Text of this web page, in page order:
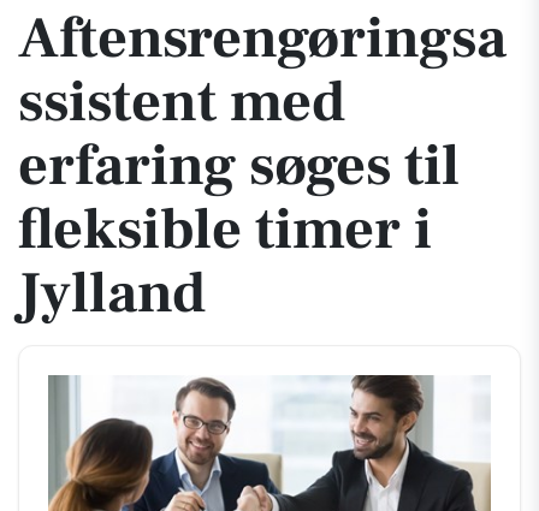
Aftensrengøringsa
ssistent med
erfaring søges til
fleksible timer i
Jylland